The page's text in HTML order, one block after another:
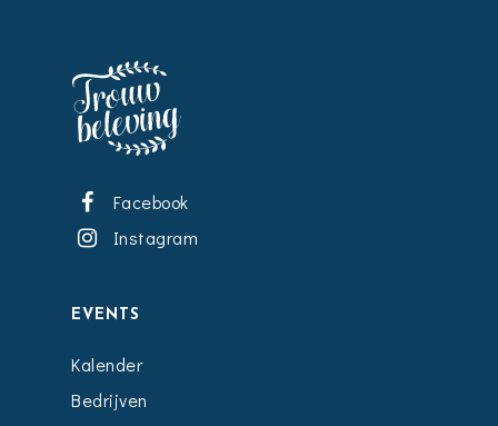
Facebook
Instagram
EVENTS
Kalender
Bedrijven